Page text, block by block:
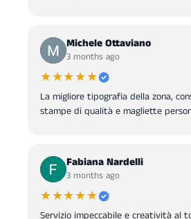
Michele Ottaviano
3 months ago
★★★★★
La migliore tipografia della zona,
stampe di qualità e magliette
Fabiana Nardelli
3 months ago
★★★★★
Servizio impeccabile e creatività al